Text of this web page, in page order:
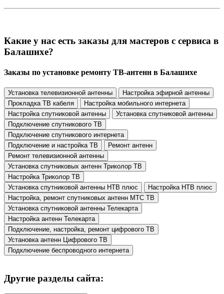
Какие у нас есть заказы для мастеров с сервиса в
Балашихе?
Заказы по установке ремонту ТВ-антенн в Балашихе
Установка телевизионной антенны
Настройка эфирной антенны
Прокладка ТВ кабеля
Настройка мобильного интернета
Настройка спутниковой антенны
Установка спутниковой антенны
Подключение спутникового ТВ
Подключение спутникового интернета
Подключение и настройка ТВ
Ремонт антенн
Ремонт телевизионной антенны
Установка спутниковых антенн Триколор ТВ
Настройка Триколор ТВ
Установка спутниковой антенны НТВ плюс
Настройка НТВ плюс
Настройка, ремонт спутниковых антенн МТС ТВ
Установка спутниковой антенны Телекарта
Настройка антенн Телекарта
Подключение, настройка, ремонт цифрового ТВ
Установка антенн Цифрового ТВ
Подключение беспроводного интернета
Другие разделы сайта: